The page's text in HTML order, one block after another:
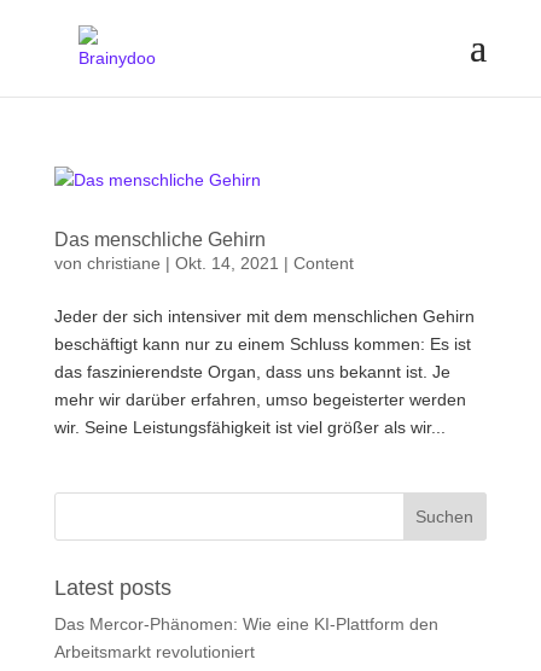
Das menschliche Gehirn
von christiane | Okt. 14, 2021 | Content
Jeder der sich intensiver mit dem menschlichen Gehirn
beschäftigt kann nur zu einem Schluss kommen: Es ist
das faszinierendste Organ, dass uns bekannt ist. Je
mehr wir darüber erfahren, umso begeisterter werden
wir. Seine Leistungsfähigkeit ist viel größer als wir...
Latest posts
Das Mercor-Phänomen: Wie eine KI-Plattform den
Arbeitsmarkt revolutioniert